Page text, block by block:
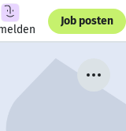
Job posten